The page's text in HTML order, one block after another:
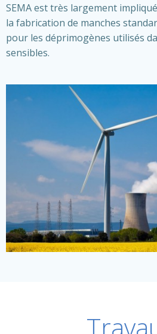
SEMA est très largement
la fabrication de manches
pour les déprimogènes utilisés
sensibles.